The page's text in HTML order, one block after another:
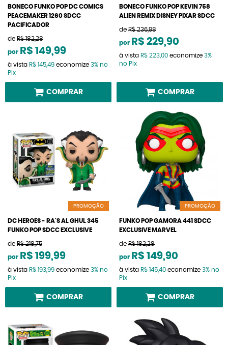
BONECO FUNKO POP DC COMICS
PEACEMAKER 1260 SDCC
PACIFICADOR
de R$ 182,28
por R$ 149,99
à vista R$ 145,49 economize 3% no
Pix
COMPRAR
BONECO FUNKO POP KEVIN 758
ALIEN REMIX DISNEY PIXAR SDCC
de R$ 236,98
por R$ 229,90
à vista R$ 223,00 economize 3%
no Pix
COMPRAR
PROMOÇÃO
DC HEROES - RA'S AL GHUL 345
FUNKO POP SDCC EXCLUSIVE
de R$ 218,75
por R$ 199,99
à vista R$ 193,99 economize 3% no
Pix
COMPRAR
PROMOÇÃO
FUNKO POP GAMORA 441 SDCC
EXCLUSIVE MARVEL
de R$ 182,28
por R$ 149,90
à vista R$ 145,40 economize 3% no
Pix
COMPRAR